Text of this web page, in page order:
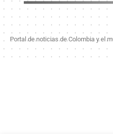
Portal de noticias de Colombia y el